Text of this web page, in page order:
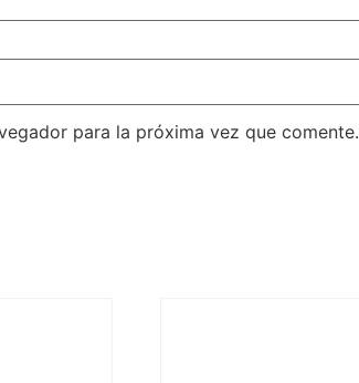
para la próxima vez que comente.